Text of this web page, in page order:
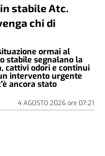
stabile Atc.
chi di
ormai al
stabile segnalano la
cattivi odori e continui
intervento urgente
ancora stato
4 AGOSTO 2026ore 07:21